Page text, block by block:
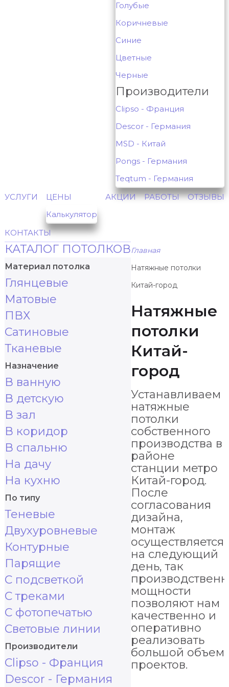
Голубые
Коричневые
Синие
Цветные
Черные
Производители
Clipso - Франция
Descor - Германия
MSD - Китай
Pongs - Германия
Teqtum - Германия
УСЛУГИ
ЦЕНЫ
Калькулятор
АКЦИИ РАБОТЫ ОТЗЫВЫ
КОНТАКТЫ
КАТАЛОГ ПОТОЛКОВ
Материал потолка
Глянцевые
Матовые
ПВХ
Сатиновые
Тканевые
Назначение
В ванную
В детскую
В зал
В коридор
В спальню
На дачу
На кухню
По типу
Теневые
Двухуровневые
Контурные
Парящие
С подсветкой
С треками
С фотопечатью
Световые линии
Производители
Clipso - Франция
Descor - Германия
Главная
Натяжные потолки
Китай-город
Натяжные
потолки
Китай-
город
Устанавливаем
натяжные
потолки
собственного
производства в
районе
станции метро
Китай-город.
После
согласования
дизайна,
монтаж
осуществляется
на следующий
день, так
мощности
позволяют нам
качественно и
оперативно
реализовать
большой объем
проектов.